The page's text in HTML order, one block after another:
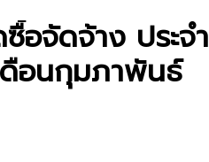
อจัดจ้าง ประจำ
อนกุมภาพันธ์